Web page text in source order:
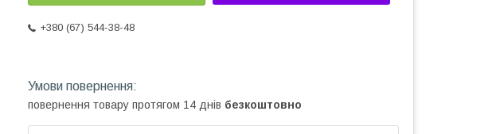
+380 (67) 544-38-48
повернення товару протягом 14 днів безкоштовно